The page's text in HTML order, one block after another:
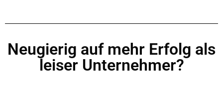
Neugierig auf mehr Erfolg als
leiser Unternehmer?